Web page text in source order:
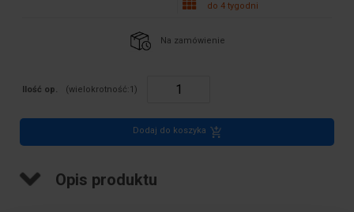
do 4 tygodni
Na zamówienie
Ilość op. (wielokrotność:1 )
Dodaj do koszyka
Opis produktu